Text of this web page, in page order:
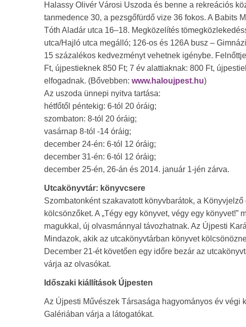
Halassy Olivér Városi Uszoda és benne a rekreációs
tanmedence 30, a pezsgőfürdő vize 36 fokos. A Babits
Tóth Aladár utca 16–18. Megközelítés
utca/Hajló utca megálló; 126-os és 126A busz –
15 százalékos kedvezményt vehetnek igénybe.
Ft, újpestieknek 850 Ft; 7 év alattiaknak: 800 Ft,
elfogadnak. (Bővebben: www.haloujpest.hu)
Az uszoda ünnepi nyitva tartása:
hétfőtől péntekig: 6-tól 20 óráig;
szombaton: 8-tól 20 óráig;
vasárnap 8-tól -14 óráig;
december 24-én: 6-tól 12 óráig;
december 31-én: 6-tól 12 óráig;
december 25-én, 26-án és 2014. január 1-jén zárva.
Utcakönyvtár: könyvcsere
Szombatonként szakavatott könyvbarátok, a
kölcsönzőket. A „Tégy egy könyvet, végy egy
magukkal, új olvasmánnyal távozhatnak. Az Újpesti
Mindazok, akik az utcakönyvtárban könyvet
December 21-ét követően egy időre bezár az
várja az olvasókat.
Időszaki kiállítások Újpesten
Az Újpesti Művészek Társasága hagyományos év
Galériában várja a látogatókat.